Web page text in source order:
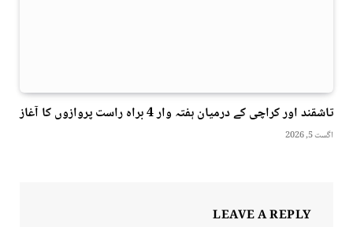
تاشقند اور کراچی کے درمیان ہفتہ وار 4 براہ راست پروازوں کا آغاز
اگست 5, 2026
LEAVE A REPLY